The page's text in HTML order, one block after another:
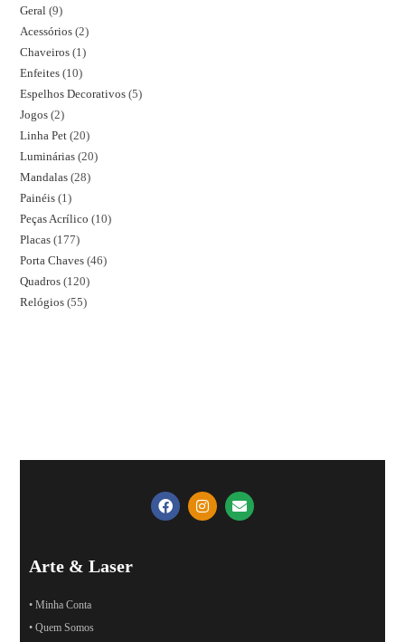
Geral 9
Acessórios 2
Chaveiros 1
Enfeites 10
Espelhos Decorativos 5
Jogos 2
Linha Pet 20
Luminárias 20
Mandalas 28
Painéis 1
Peças Acrílico 10
Placas 177
Porta Chaves 46
Quadros 120
Relógios 55
Arte & Laser
• Minha Conta
• Quem Somos